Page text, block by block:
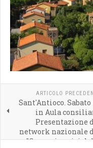
ARTICOLO
Sant'Antioco. Sabato
in Aula
Presentazione
network nazionale
"Comuni amici